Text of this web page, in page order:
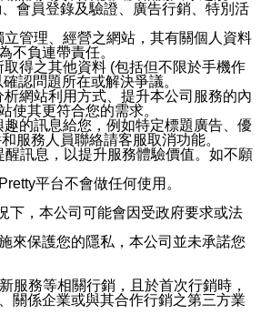
會員登錄及驗證、廣告行銷、特別活
管理、經營之網站，其有關個人資料
不負連帶責任。
得之其他資料 (包括但不限於手機作
認問題所在或解決爭議。
網站利用方式、提升本公司服務的內
使其更符合您的需求。
的訊息給您，例如特定標題廣告、優
服務人員聯絡請客服取消功能。
訊息，以提升服務體驗價值。如不願
平台不會做任何使用。
下，本公司可能會因受政府要求或法
來保護您的隱私，本公司並未承諾您
服務等相關行銷，且於首次行銷時，
關係企業或與其合作行銷之第三方業